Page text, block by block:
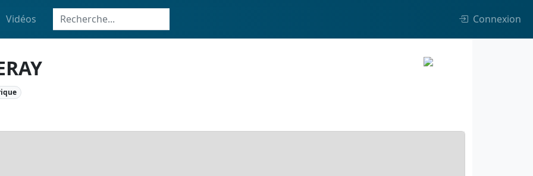
Vidéos Connexion